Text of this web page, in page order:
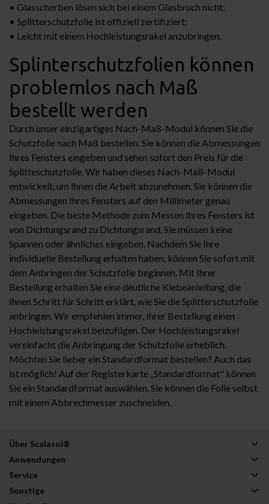
• Glasscherben lösen sich bei einem Glasbruch nicht;
• Splitterschutzfolie ist offiziell zertifiziert;
• Leicht mit einem Hochleistungsrakel anzubringen.
Splinterschutzfolien können
problemlos nach Maß
bestellt werden
Durch unser einzigartiges Nach-Maß-Modul können Sie die
Schutzfolie nach Maß bestellen. Sie können die Abmessungen
Ihres Fensters eingeben und sehen sofort den Preis für die
Splitteschutzfolie. Wir haben dieses Nach-Maß-Modul
entwickelt, um Ihnen die Arbeit abzunehmen. Sie können die
Abmessungen Ihres Fensters auf den Millimeter genau
eingeben. Die beste Methode zum Messen Ihres Fensters ist
von Dichtungsrand zu Dichtungsrand. Sie müssen keine
Spannen oder ähnliches eingeben. Nachdem Sie Ihre
individuelle Bestellung erhalten haben, können Sie sofort mit
dem Anbringen der Schutzfolie beginnen. Mit Ihrer
Bestellung erhalten Sie eine deutliche Klebeanleitung, die
Ihnen Schritt für Schritt erklärt, wie Sie die Splitterschutzfolie
anbringen. Wir empfehlen immer, Ihrer Bestellung einen
Hochleistungsrakel beizufügen. Der Hochleistungsrakel
vereinfacht die Anbringung der Schutzfolie erheblich.
Möchten Sie lieber ein Standardformat bestellen? Auch das
ist möglich! Auf der Registerkarte „Standardformat" können
Sie ein Standardformat auswählen. Sie können die Folie selbst
mit einem Abbrechmesser zuschneiden.
Über Scalasol®
Anwendungen
Service
Sonstige